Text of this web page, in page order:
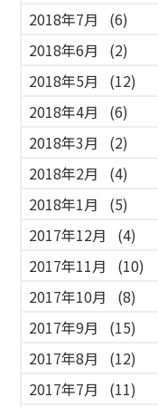
2018年7月
(6)
2018年6月
(2)
2018年5月
(12)
2018年4月
(6)
2018年3月
(2)
2018年2月
(4)
2018年1月
(5)
2017年12月
(4)
2017年11月
(10)
2017年10月
(8)
2017年9月
(15)
2017年8月
(12)
2017年7月
(11)